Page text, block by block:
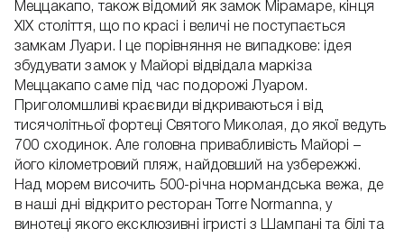
Меццакапо, також відомий як замок Мірамаре, кінця
XIX століття, що по красі і величі не поступається
замкам Луари. І це порівняння не випадкове: ідея
збудувати замок у Майорі відвідала маркіза
Меццакапо саме під час подорожі Луаром.
Приголомшливі краєвиди відкриваються і від
тисячолітньої фортеці Святого Миколая, до якої ведуть
700 сходинок. Але головна привабливість Майорі –
його кілометровий пляж, найдовший на узбережжі.
Над морем височить 500-річна нормандська вежа, де
в наші дні відкрито ресторан Torre Normanna, у
винотеці якого ексклюзивні ігристі з Шампані та білі та